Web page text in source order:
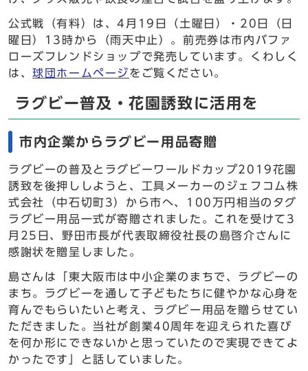
公式戦（有料）は、4月19日（土曜日）・20日（日
曜日）13時から（雨天中止）。前売券は市内バファ
ローズフレンドショップで発売しています。くわしく
は、球団ホームページをご覧ください。
ラグビー普及・花園誘致に活用を
市内企業からラグビー用品寄贈
ラグビーの普及とラグビーワールドカップ2019花園
誘致を後押ししようと、工具メーカーのジェフコム株
式会社（中石切町3）から市へ、100万円相当のタグ
ラグビー用品一式が寄贈されました。これを受けて3
月25日、野田市長が代表取締役社長の島啓介さんに
感謝状を贈呈しました。
島さんは「東大阪市は中小企業のまちで、ラグビーの
まち。ラグビーを通して子どもたちに健やかな心身を
育んでもらいたいと考え、ラグビー用品を贈らせてい
ただきました。当社が創業40周年を迎えられた喜び
を何か形にできないかと思っていたので実現できてよ
かったです」と話していました。